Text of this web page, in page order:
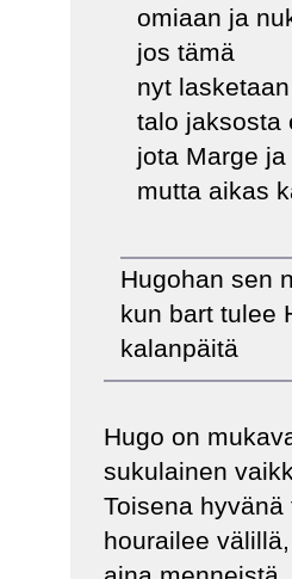
omiaan ja
jos tämä
nyt
talo jaksosta
jota Marge
mutta aikas
Hugohan sen
kun bart tulee
kalanpäitä
Hugo on
sukulainen
Toisena
hourailee